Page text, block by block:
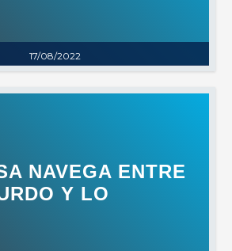
17/08/2022
NAVEGA ENTRE
Y LO